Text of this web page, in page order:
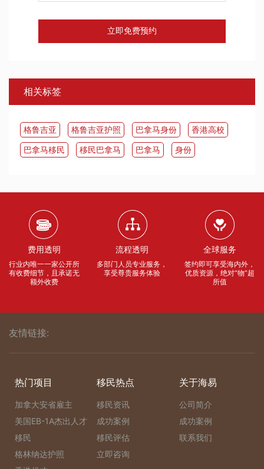
立即免费预约
相关标签
​格鲁吉亚 格鲁吉亚护照 巴拿马身份
香港高校
​巴拿马移民
移民巴拿马 ​巴拿马 身份
费用透明
行业内唯一一家公开所
有收费细节，且承诺无
额外收费
流程透明
多部门人员专业服务，
享受尊贵服务体验
全球服务
签约即可享受海内外，
优质资源，绝对“物”超
所值
友情链接:
热门项目
加拿大安省雇主
美国EB-1A杰出人才
移民
格林纳达护照
移民热点
移民资讯
成功案例
移民评估
立即咨询
关于海易
公司简介
成功案例
联系我们